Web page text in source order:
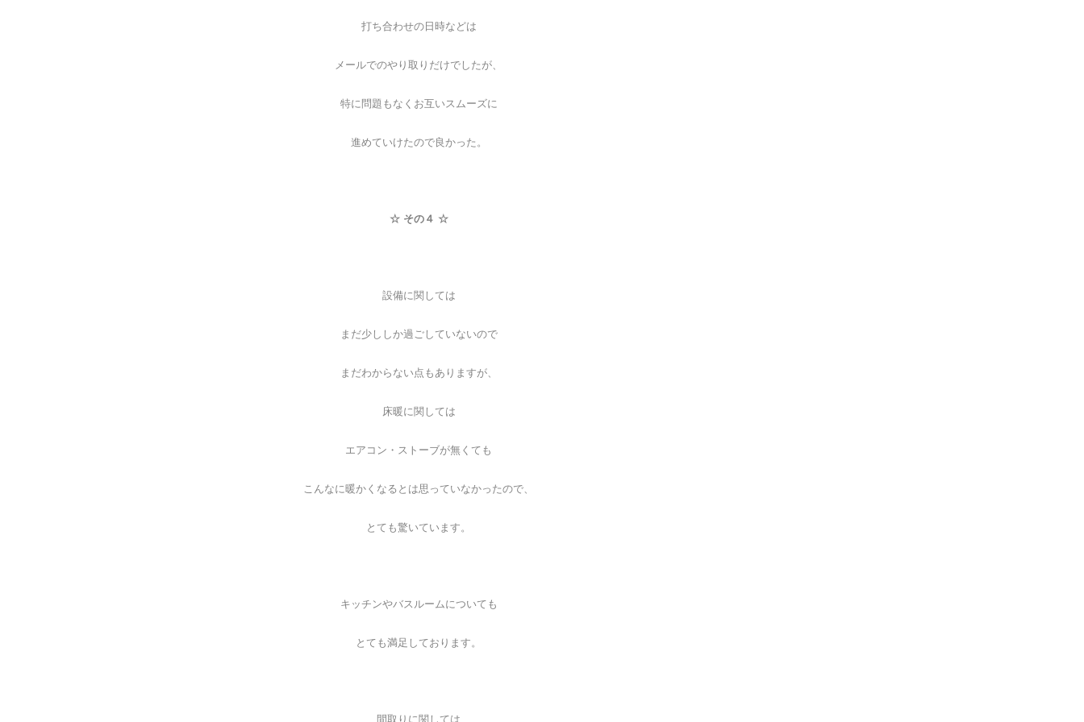
打ち合わせの日時などは
メールでのやり取りだけでしたが、
特に問題もなく お互いスムーズに
進めていけたので良かった。
☆ その４ ☆
設備に関しては
まだ少ししか過ごしていないので
まだわからない点もありますが、
床暖に関しては
エアコン・ストーブが無くても
こんなに暖かくなるとは思っていなかったので、
とても驚いています。
キッチンやバスルームについても
とても満足しております。
間取りに関しては